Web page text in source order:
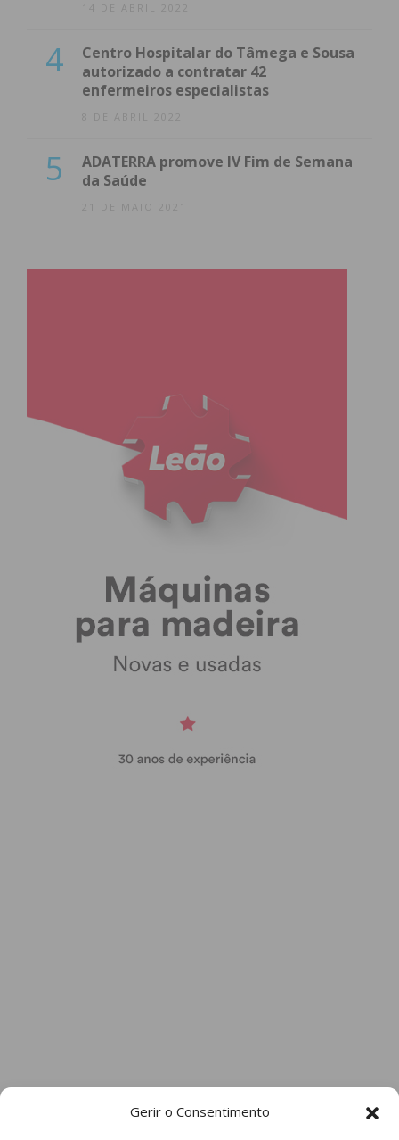
Gerir o Consentimento
14 DE ABRIL 2022
4
Centro Hospitalar do Tâmega e Sousa
autorizado a contratar 42
enfermeiros especialistas
8 DE ABRIL 2022
5
ADATERRA promove IV Fim de Semana
da Saúde
21 DE MAIO 2021